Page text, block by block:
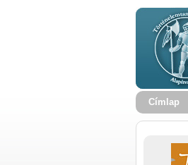
Címlap